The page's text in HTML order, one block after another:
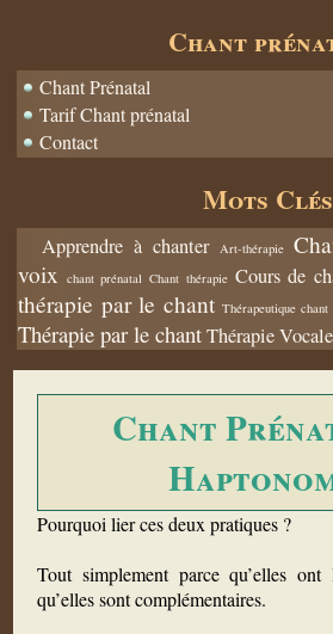
Chant
Chant Prénatal
Tarif Chant prénatal
Contact
Mots Clés
Apprendre à chanter Art-thérapie
voix
chant prénatal Chant thérapie Cours de
thérapie par le chant Thérapeutique chant
Thérapie par le chant Thérapie Vocale
Chant
Pourquoi lier ces deux pratiques ?
Tout simplement parce qu’elles
qu’elles sont complémentaires.